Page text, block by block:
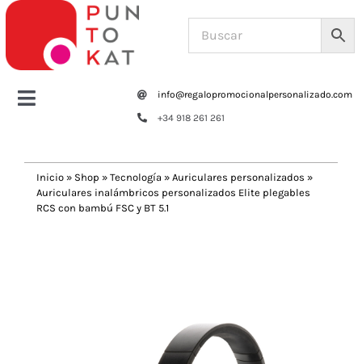
Saltar
contenido
Toggle
Tazas y botellas
info@regalopromocionalpersonalizado.com
+34 918 261 261
Inicio » Shop » Tecnología » Auriculares personalizados »
Auriculares inalámbricos personalizados Elite plegables
RCS con bambú FSC y BT 5.1